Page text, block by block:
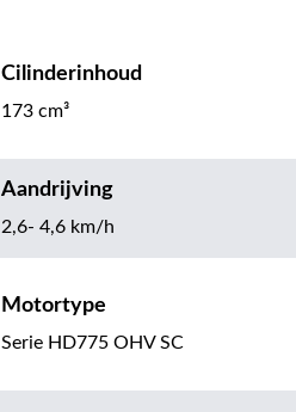
Cilinderinhoud
173 cm³
Aandrijving
2,6- 4,6 km/h
Motortype
Serie HD775 OHV SC